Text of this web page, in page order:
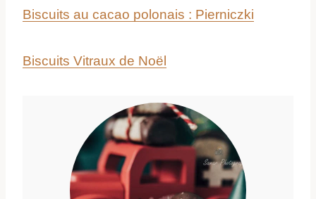
Biscuits au cacao polonais : Pierniczki
Biscuits Vitraux de Noël